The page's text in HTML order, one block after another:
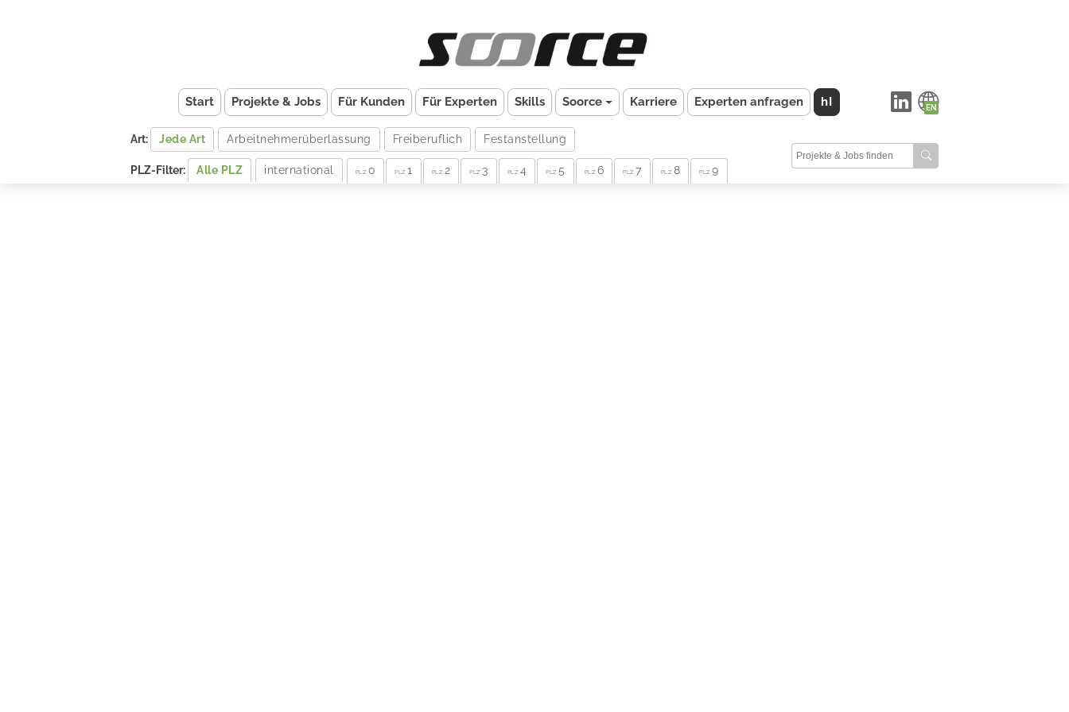
Start Projekte & Jobs Für Kunden Für Experten Skills Soorce Karriere Experten anfragen hI
Art: Jede Art Arbeitnehmerüberlassung Freiberuflich Festanstellung
PLZ-Filter: Alle PLZ international PLZ 0 PLZ 1 PLZ 2 PLZ 3 PLZ 4 PLZ 5 PLZ 6 PLZ 7 PLZ 8 PLZ 9